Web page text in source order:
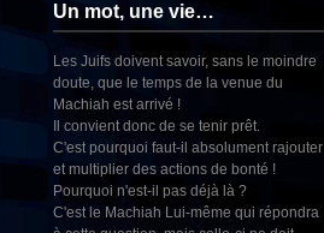
Un mot, une vie…
Les Juifs doivent savoir, sans le moindre
doute, que le temps de la venue du
Machiah est arrivé !
Il convient donc de se tenir prêt.
C'est pourquoi faut-il absolument rajouter
et multiplier des actions de bonté !
Pourquoi n'est-il pas déjà là ?
C'est le Machiah Lui-même qui répondra